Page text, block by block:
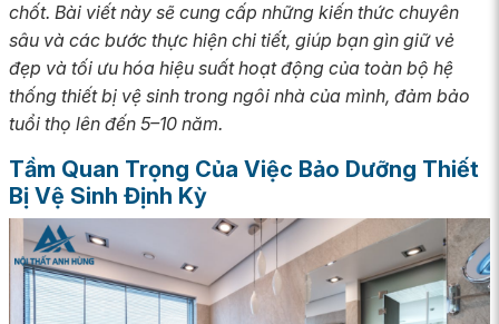
chốt. Bài viết này sẽ cung cấp những kiến thức chuyên
sâu và các bước thực hiện chi tiết, giúp bạn gìn giữ vẻ
đẹp và tối ưu hóa hiệu suất hoạt động của toàn bộ hệ
thống thiết bị vệ sinh trong ngôi nhà của mình, đảm bảo
tuổi thọ lên đến 5–10 năm.
Tầm Quan Trọng Của Việc Bảo Dưỡng Thiết
Bị Vệ Sinh Định Kỳ